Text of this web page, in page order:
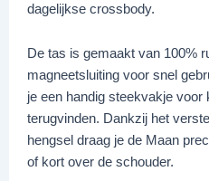
dagelijkse crossbody.
De tas is gemaakt van 100%
magneetsluiting voor snel
je een handig steekvakje voor
terugvinden. Dankzij het
hengsel draag je de Maan
of kort over de schouder.